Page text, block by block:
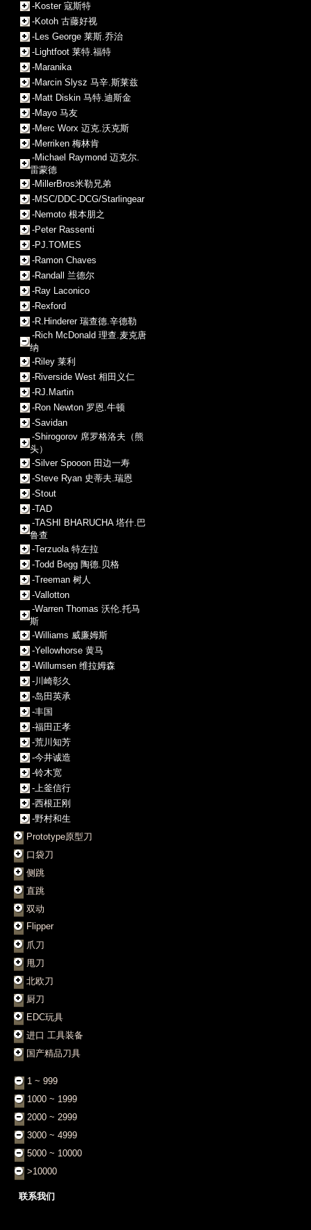
-Koster 寇斯特
-Kotoh 古藤好视
-Les George 莱斯.乔治
-Lightfoot 莱特.福特
-Maranika
-Marcin Slysz 马辛.斯莱兹
-Matt Diskin 马特.迪斯金
-Mayo 马友
-Merc Worx 迈克.沃克斯
-Merriken 梅林肯
-Michael Raymond 迈克尔.
雷蒙德
-MillerBros米勒兄弟
-MSC/DDC-DCG/Starlingear
-Nemoto 根本朋之
-Peter Rassenti
-PJ.TOMES
-Ramon Chaves
-Randall 兰德尔
-Ray Laconico
-Rexford
-R.Hinderer 瑞查德.辛德勒
-Rich McDonald 理查.麦克唐
纳
-Riley 莱利
-Riverside West 相田义仁
-RJ.Martin
-Ron Newton 罗恩.牛顿
-Savidan
-Shirogorov 席罗格洛夫（熊
头）
-Silver Spooon 田边一寿
-Steve Ryan 史蒂夫.瑞恩
-Stout
-TAD
-TASHI BHARUCHA 塔什.巴
鲁查
-Terzuola 特左拉
-Todd Begg 陶德.贝格
-Treeman 树人
-Vallotton
-Warren Thomas 沃伦.托马
斯
-Williams 威廉姆斯
-Yellowhorse 黄马
-Willumsen 维拉姆森
-川崎彰久
-岛田英承
-丰国
-福田正孝
-荒川知芳
-今井诚造
-铃木宽
-上釜信行
-西根正刚
-野村和生
Prototype原型刀
口袋刀
侧跳
直跳
双动
Flipper
爪刀
甩刀
北欧刀
厨刀
EDC玩具
进口 工具装备
国产精品刀具
1 ~ 999
1000 ~ 1999
2000 ~ 2999
3000 ~ 4999
5000 ~ 10000
>10000
联系我们